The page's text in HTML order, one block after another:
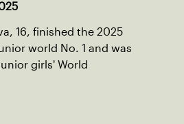
16, finished the 2025
world No. 1 and was
girls' World